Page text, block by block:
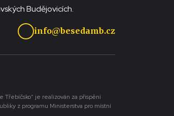
Budějovicích.
info@besedamb.cz
Třebíčsko“ je realizován za přispění
z programu Ministerstva pro místní